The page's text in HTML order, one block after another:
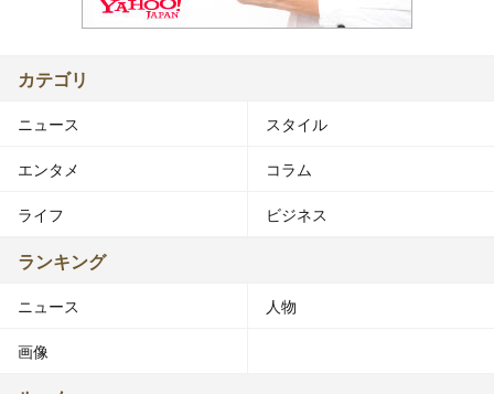
カテゴリ
ニュース スタイル
エンタメ コラム
ライフ ビジネス
ランキング
ニュース 人物
画像